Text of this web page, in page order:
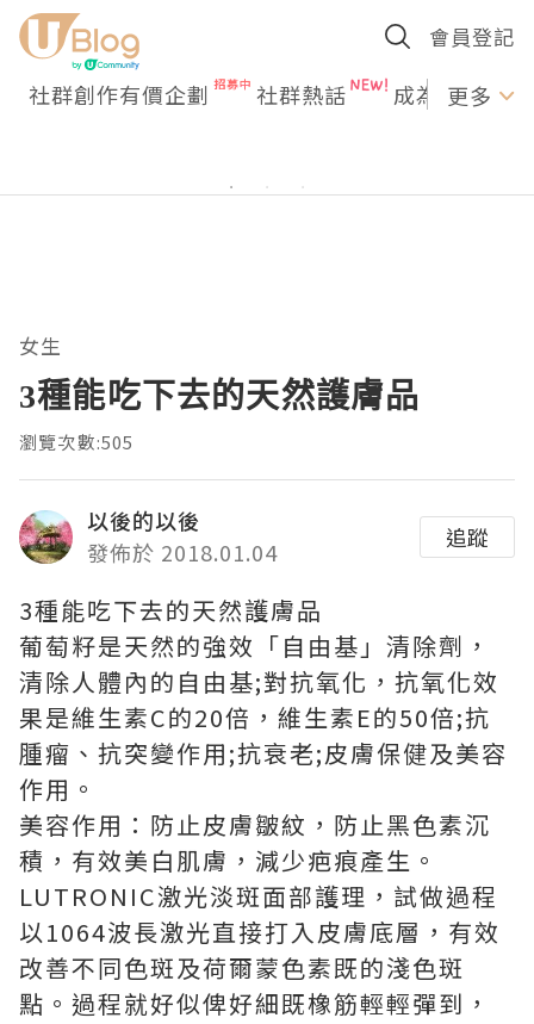
會員登記
社群創作有價企劃 社群熱話 成為U更多
女生
3種能吃下去的天然護膚品
瀏覽次數:505
以後的以後
發佈於 2018.01.04
追蹤
3種能吃下去的天然護膚品
葡萄籽是天然的強效「自由基」清除劑，
清除人體內的自由基;對抗氧化，抗氧化效
果是維生素C的20倍，維生素E的50倍;抗
腫瘤、抗突變作用;抗衰老;皮膚保健及美容
作用。
美容作用：防止皮膚皺紋，防止黑色素沉
積，有效美白肌膚，減少疤痕產生。
LUTRONIC激光淡斑面部護理，試做過程
以1064波長激光直接打入皮膚底層，有效
改善不同色斑及荷爾蒙色素既的淺色斑
點。過程就好似俾好細既橡筋輕輕彈到，